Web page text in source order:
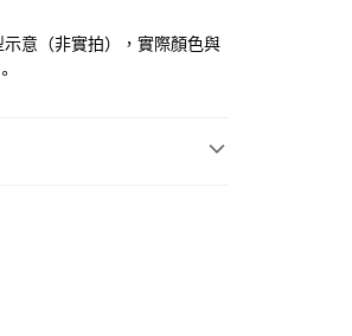
永豐商業銀行
遠東國際商業銀行
永豐商業銀行
華泰商業銀行
遠東國際商業銀行
意（非實拍），實際顏色與